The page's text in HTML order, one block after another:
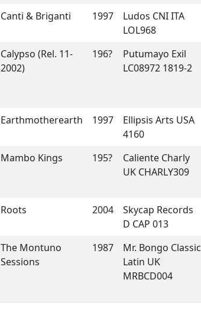
Canti & Briganti 1997
Ludos CNI ITA
LOL968
Calypso (Rel. 11-
2002)
196?
Putumayo Exil
LC08972 1819-2
Earthmotherearth 1997
Ellipsis Arts USA
4160
Mambo Kings 195?
Caliente Charly
UK CHARLY309
Roots 2004
Skycap Records
D CAP 013
The Montuno
Sessions
1987
Mr. Bongo Classic
Latin UK
MRBCD004